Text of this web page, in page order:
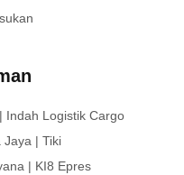
Indah Logistik Cargo
Jaya | Tiki
| KI8 Epres